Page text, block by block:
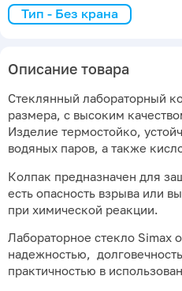
Тип - Без крана
Описание товара
Стеклянный лабораторный
размера, с высоким
Изделие термостойко,
водяных паров, а также
Колпак предназначен для
есть опасность взрыва или
при химической реакции.
Лабораторное стекло Simax
надежностью,
практичностью в